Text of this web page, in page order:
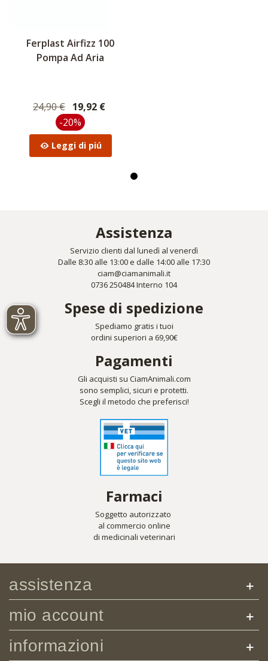
Ferplast Airfizz 100
Pompa Ad Aria
24,90 € 19,92 €
-20%
Leggi di piú
Assistenza
Servizio clienti dal lunedì al venerdì
Dalle 8:30 alle 13:00 e dalle 14:00 alle 17:30
ciam@ciamanimali.it
0736 250484 Interno 104
Spese di spedizione
Spediamo gratis i tuoi
ordini superiori a 69,90€
Pagamenti
Gli acquisti su CiamAnimali.com
sono semplici, sicuri e protetti.
Scegli il metodo che preferisci!
Farmaci
Soggetto autorizzato
al commercio online
di medicinali veterinari
assistenza
mio account
informazioni